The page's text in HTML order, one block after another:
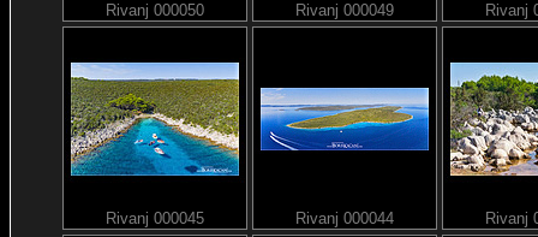
Rivanj 000050 Rivanj 000049 Rivanj
Rivanj 000045 Rivanj 000044 Rivanj